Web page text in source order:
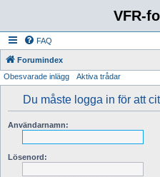
VFR-
FAQ
Forumindex
Obesvarade inlägg Aktiva trådar
Du måste logga in för att
Användarnamn:
Lösenord: